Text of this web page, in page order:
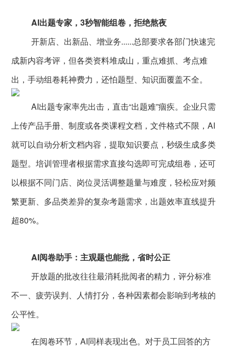
AI出题专家，3秒智能组卷，拒绝熬夜
开新店、出新品、增业务......总部要求各部门快速完
成新内容考评，但各类资料堆成山，重点难抓、考点难
出，手动组卷耗神费力，还怕题型、知识面覆盖不全。
AI出题专家率先出击，直击“出题难”痼疾。企业只需
上传产品手册、制度或各类课程文档，文件格式不限，AI
就可以自动分析文档内容，提取知识要点，秒级生成多类
题型。培训管理者根据需求直接勾选即可完成组卷，还可
以根据不同门店、岗位灵活调整题量与难度，轻松应对频
繁更新、多品类差异的复杂考题需求，出题效率直线提升
超80%。
AI阅卷助手：主观题也能批，省时公正
开放题的批改往往最消耗批阅者的精力，评分标准
不一、疲劳误判、人情打分，各种因素都会影响到考核的
公平性。
在阅卷环节，AI同样表现出色。对于员工回答的方